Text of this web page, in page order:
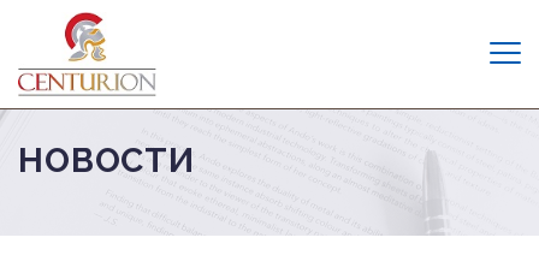
НОВОСТИ